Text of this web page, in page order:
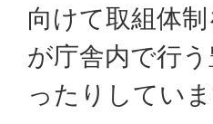
向けて取組体
が庁舎内で行
ったりしていま